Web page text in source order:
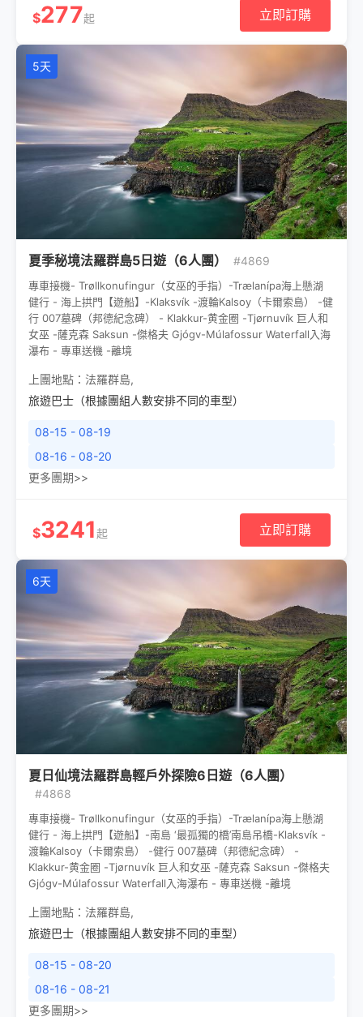
$277起 立即訂購
5天
夏季秘境法羅群島5⽇遊（6⼈團） #4869
專車接機- Trøllkonufingur（⼥巫的⼿指）-Trælanípa海上懸湖
健行 - 海上拱門【遊船】-Klaksvík -渡輪Kalsoy（卡爾索島） -健
行 007墓碑（邦德紀念碑） - Klakkur-⻩⾦圈 -Tjørnuvík 巨⼈和
⼥巫 -薩克森 Saksun -傑格夫 Gjógv-Múlafossur Waterfall⼊海
瀑布 - 專車送機 -離境
上團地點： 法羅群島,
旅遊巴士（根據團組人數安排不同的車型）
08-15 - 08-19
08-16 - 08-20
更多團期>>
$3241起 立即訂購
6天
夏日仙境法羅群島輕戶外探險6日遊（6人團）
#4868
專車接機- Trøllkonufingur（⼥巫的⼿指）-Trælanípa海上懸湖
健行 - 海上拱門【遊船】-南島 ‘最孤獨的橋’南島吊橋-Klaksvík -
渡輪Kalsoy（卡爾索島） -健行 007墓碑（邦德紀念碑） -
Klakkur-⻩⾦圈 -Tjørnuvík 巨⼈和⼥巫 -薩克森 Saksun -傑格夫
Gjógv-Múlafossur Waterfall⼊海瀑布 - 專車送機 -離境
上團地點： 法羅群島,
旅遊巴士（根據團組人數安排不同的車型）
08-15 - 08-20
08-16 - 08-21
更多團期>>